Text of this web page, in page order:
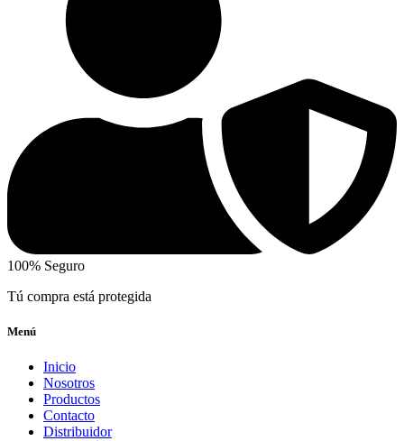
100% Seguro
Tú compra está protegida
Menú
Inicio
Nosotros
Productos
Contacto
Distribuidor